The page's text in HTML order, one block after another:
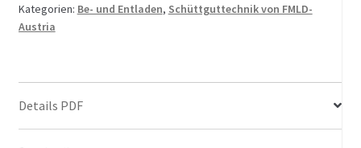
Kategorien: Be- und Entladen, Schüttguttechnik von FMLD-
Austria
Details PDF